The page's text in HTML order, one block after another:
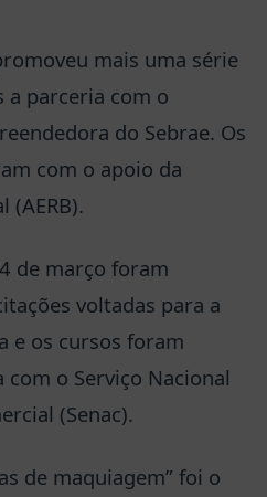
mais uma série
a parceria com o
do Sebrae. Os
com o apoio da
(AERB).
de março foram
voltadas para a
e os cursos foram
o Serviço Nacional
(Senac).
de maquiagem” foi o